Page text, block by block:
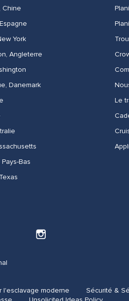
Chine
York
Angleterre
Danemark
Bas​
Le
l'esclavage moderne Sécurité &